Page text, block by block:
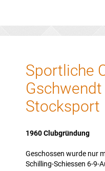
Sportliche
Stocksport
1960 Clubgründung
Geschossen wurde nur
Schilling-Schiessen 6-9-